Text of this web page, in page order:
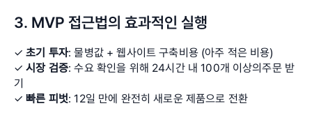
3. MVP 접근법의 효과적인 실행
✓ 초기 투자: 물병값 + 웹사이트 구축비용 (아주 적은 비용)
✓ 시장 검증: 수요 확인을 위해 24시간 내 100개 이상의주문 받
기
✓ 빠른 피벗: 12일 만에 완전히 새로운 제품으로 전환